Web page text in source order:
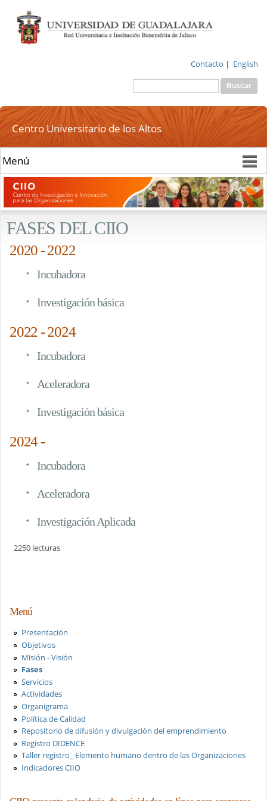
principal
Contacto | English
Formulario de
búsqueda
Buscar
Centro Universitario de los Altos
FASES DEL CIIO
2020 - 2022
Incubadora
Investigación básica
2022 - 2024
Incubadora
Aceleradora
Investigación básica
2024 -
Incubadora
Aceleradora
Investigación Aplicada
2250 lecturas
Menú
Presentación
Objetivos
Misión - Visión
Fases
Servicios
Actividades
Organigrama
Política de Calidad
Repositorio de difusión y divulgación del emprendimiento
Registro DIDENCE
Taller registro_ Elemento humano dentro de las Organizaciones
Indicadores CIIO